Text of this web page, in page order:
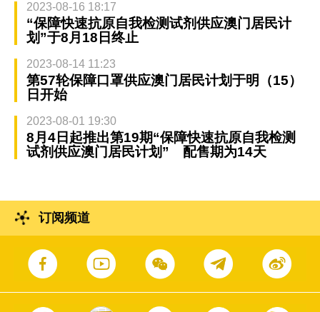
2023-08-16 18:17
“保障快速抗原自我检测试剂供应澳门居民计
划”于8月18日终止
2023-08-14 11:23
第57轮保障口罩供应澳门居民计划于明（15）
日开始
2023-08-01 19:30
8月4日起推出第19期“保障快速抗原自我检测
试剂供应澳门居民计划” 配售期为14天
订阅频道